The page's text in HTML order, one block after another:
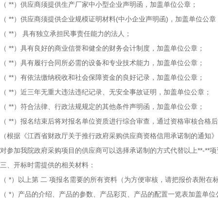
（ **）供应商须提供生产厂家中小型企业声明函，加盖单位公章；
（ **）供应商须提供企业规模证明材料(中小企业声明函)，加盖单位公章
（ **）
具有独立承担民事责任能力的法人；
（ **）具有良好的商业信誉和健全的财务会计制度，加盖单位公章；
（ **）具有履行合同所必需的设备和专业技术能力，加盖单位公章；
（ **）有依法缴纳税收和社会保障资金的良好记录，加盖单位公章；
（ **）近三年无重大违法违纪记录、无安全事故证明，加盖单位公章；
（ **）符合法律、行政法规规定的其他条件声明函，加盖单位公章；
（ **）报名结束后将对报名单位资质进行综合审查，通过资格审核合格
（根据《江西省财政厅关于推行政府采购供应商资格信用承诺制的通知
对参加我院政府采购项目的供应商可以选择承诺制的方式代替以上**-**
三、开标时需提供的相关材料：
（ *）以上第 二 项报名需要的所有资料（为方便审核，请把报价表附在
（ *）产品的介绍、产品的参数、产品彩页、产品的配置一览表加盖单位